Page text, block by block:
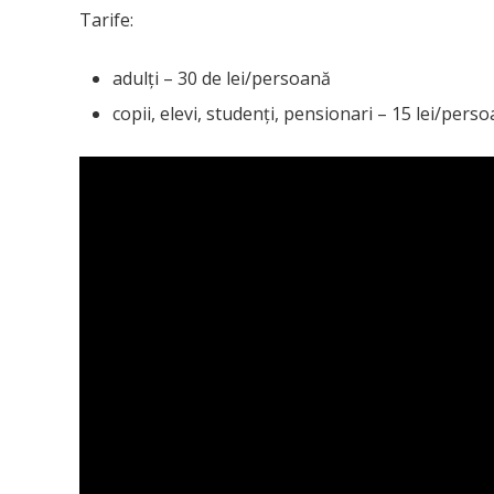
Tarife:
adulţi – 30 de lei/persoană
copii, elevi, studenţi, pensionari – 15 lei/